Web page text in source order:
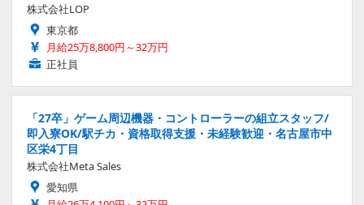
株式会社LOP
東京都
月給25万8,800円～32万円
正社員
「27卒」ゲーム周辺機器・コントローラーの組立スタッフ/
即入寮OK/駅チカ・資格取得支援・未経験歓迎・名古屋市中
区栄4丁目
株式会社Meta Sales
愛知県